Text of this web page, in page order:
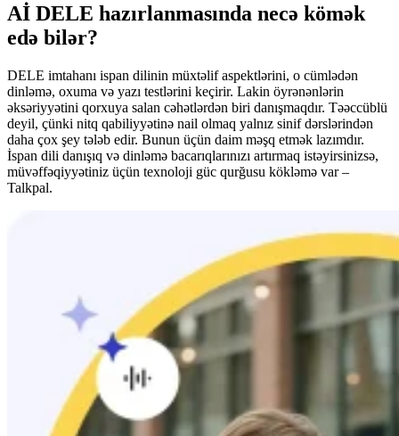
Aİ DELE hazırlanmasında necə kömək
edə bilər?
DELE imtahanı ispan dilinin müxtəlif aspektlərini, o cümlədən
dinləmə, oxuma və yazı testlərini keçirir. Lakin öyrənənlərin
əksəriyyətini qorxuya salan cəhətlərdən biri danışmaqdır. Təəccüblü
deyil, çünki nitq qabiliyyətinə nail olmaq yalnız sinif dərslərindən
daha çox şey tələb edir. Bunun üçün daim məşq etmək lazımdır.
İspan dili danışıq və dinləmə bacarıqlarınızı artırmaq istəyirsinizsə,
müvəffəqiyyətiniz üçün texnoloji güc qurğusu kökləmə var –
Talkpal.